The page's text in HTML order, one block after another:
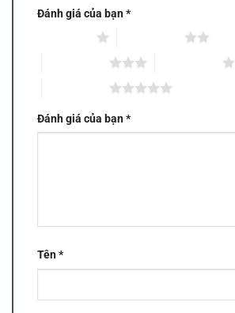
Đánh giá của bạn*
Đánh giá của bạn*
Tên*